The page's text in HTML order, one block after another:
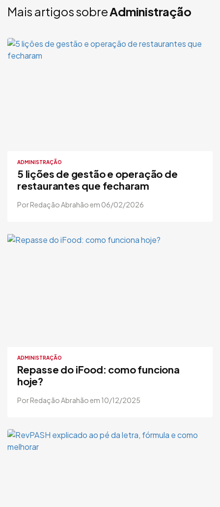
Mais artigos sobreAdministração
ADMINISTRAÇÃO
5 lições de gestão e operação de
restaurantes que fecharam
Por Redação Abrahão em 06/02/2026
ADMINISTRAÇÃO
Repasse do iFood: como funciona
hoje?
Por Redação Abrahão em 10/12/2025